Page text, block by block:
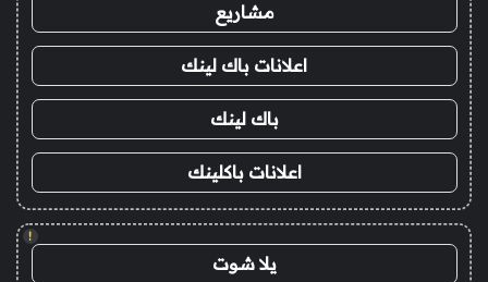
مشاريع
اعلانات باك لينك
باك لينك
اعلانات باكلينك
!
يلا شوت